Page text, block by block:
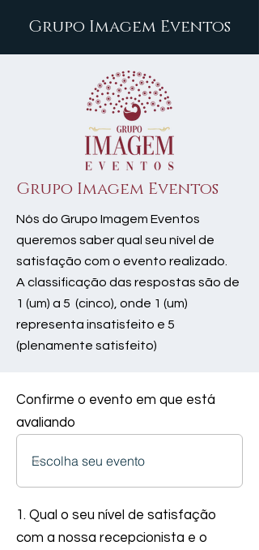
Grupo Imagem Eventos
Grupo Imagem Eventos
Nós do Grupo Imagem Eventos
queremos saber qual seu nível de
satisfação com o evento realizado.
A classificação das respostas são de
1 (um) a 5 (cinco), onde 1 (um)
representa insatisfeito e 5
(plenamente satisfeito)
Confirme o evento em que está
avaliando
1. Qual o seu nível de satisfação
com a nossa recepcionista e o